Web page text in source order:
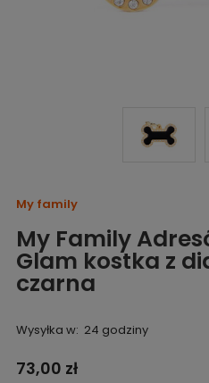
My family
My Family
Glam kostka z
czarna
Wysyłka w: 24 godziny
73,00 zł